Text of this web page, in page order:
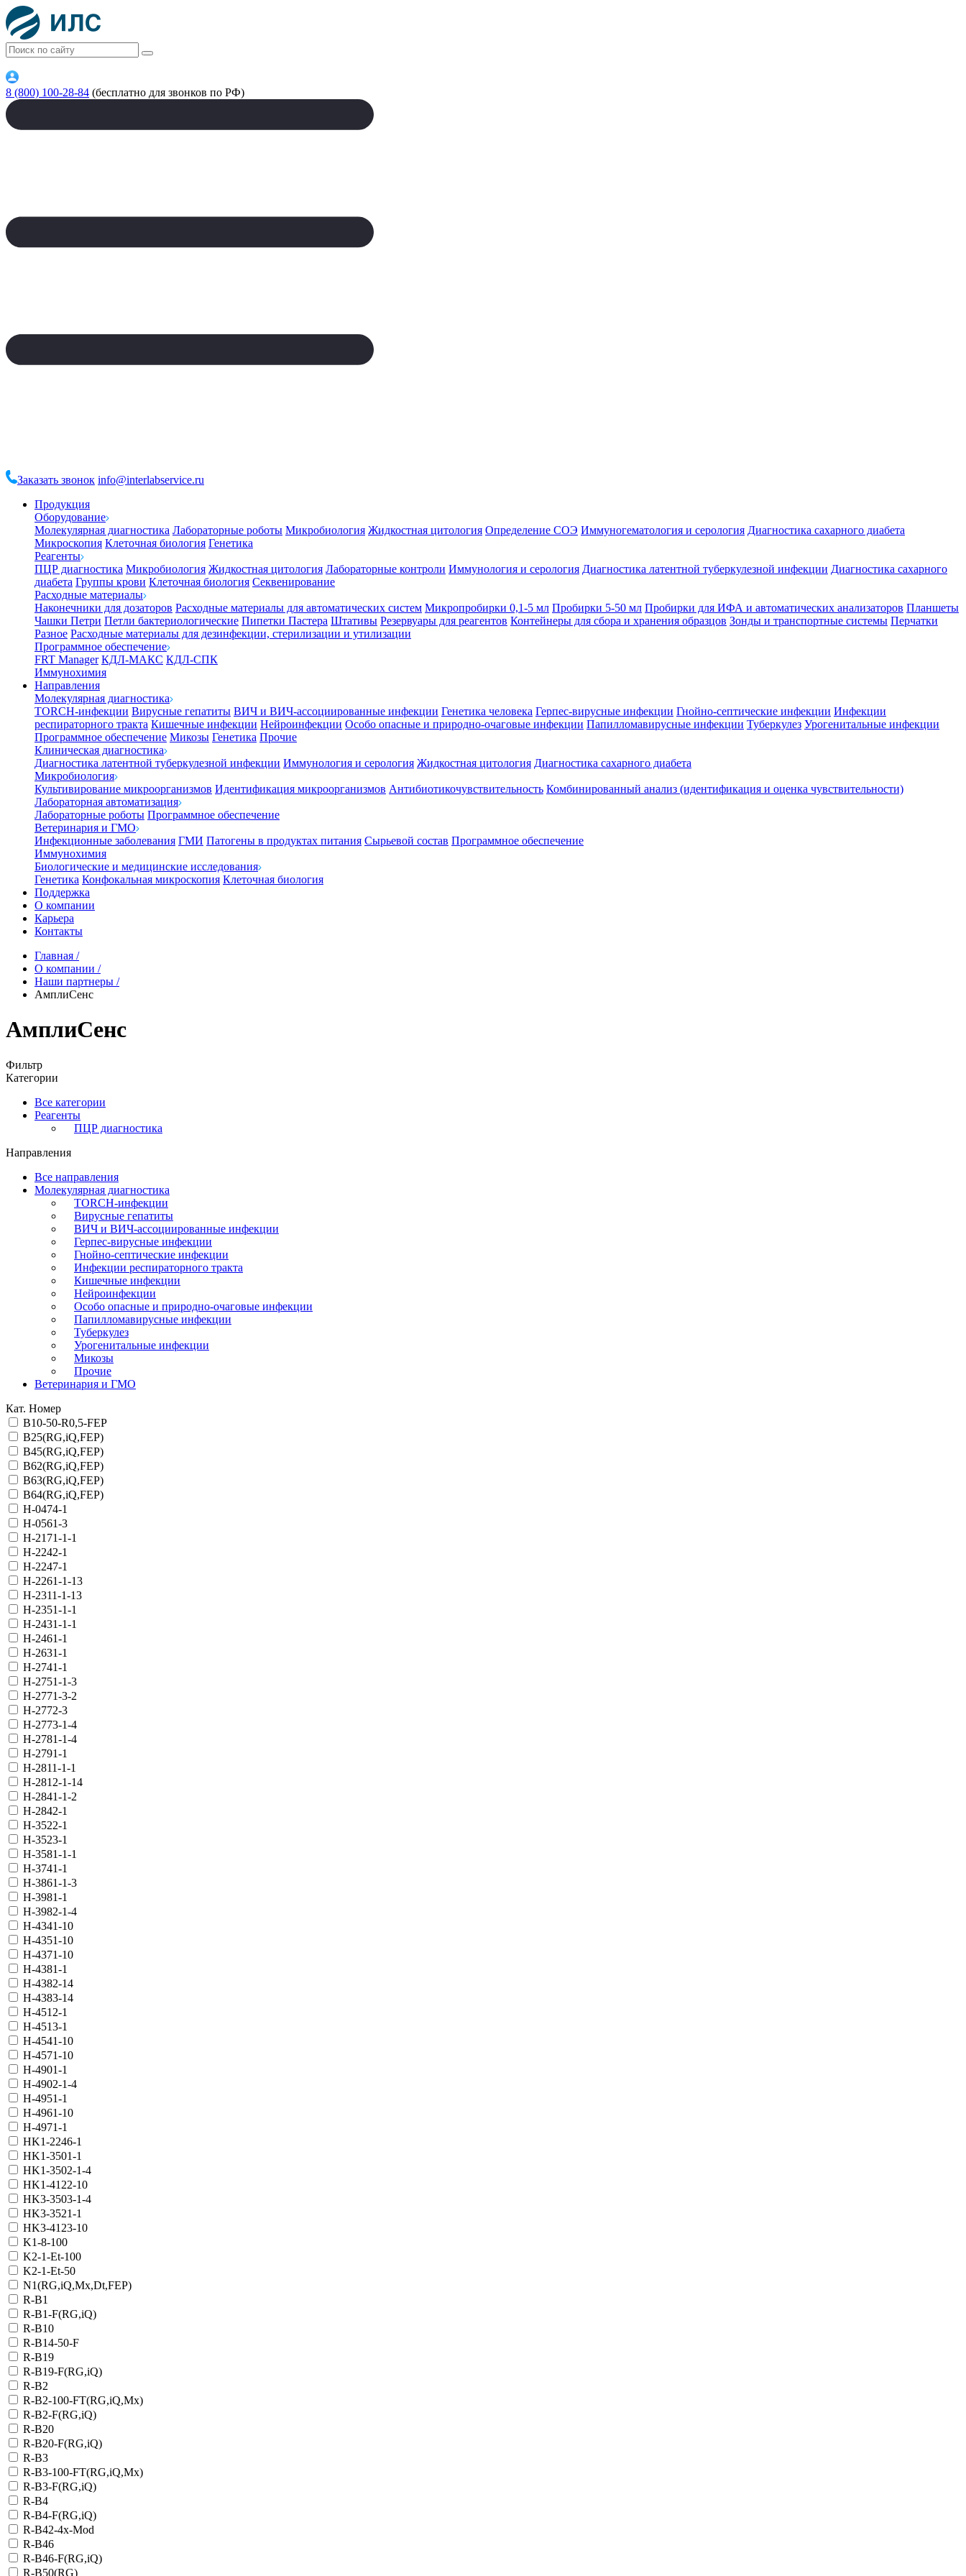
8 (800) 100-28-84 (бесплатно для звонков по РФ)
Заказать звонок info@interlabservice.ru
Продукция
Оборудование
Молекулярная диагностика Лабораторные роботы Микробиология Жидкостная цитология Определение СОЭ Иммуногематология и серология Диагностика сахарного диабета
Микроскопия Клеточная биология Генетика
Реагенты
ПЦР диагностика Микробиология Жидкостная цитология Лабораторные контроли Иммунология и серология Диагностика латентной туберкулезной инфекции Диагностика сахарного
диабета Группы крови Клеточная биология Секвенирование
Расходные материалы
Наконечники для дозаторов Расходные материалы для автоматических систем Микропробирки 0,1-5 мл Пробирки 5-50 мл Пробирки для ИФА и автоматических анализаторов Планшеты
Чашки Петри Петли бактериологические Пипетки Пастера Штативы Резервуары для реагентов Контейнеры для сбора и хранения образцов Зонды и транспортные системы Перчатки
Разное Расходные материалы для дезинфекции, стерилизации и утилизации
Программное обеспечение
FRT Manager КДЛ-МАКС КДЛ-СПК
Иммунохимия
Направления
Молекулярная диагностика
TORCH-инфекции Вирусные гепатиты ВИЧ и ВИЧ-ассоциированные инфекции Генетика человека Герпес-вирусные инфекции Гнойно-септические инфекции Инфекции
респираторного тракта Кишечные инфекции Нейроинфекции Особо опасные и природно-очаговые инфекции Папилломавирусные инфекции Туберкулез Урогенитальные инфекции
Программное обеспечение Микозы Генетика Прочие
Клиническая диагностика
Диагностика латентной туберкулезной инфекции Иммунология и серология Жидкостная цитология Диагностика сахарного диабета
Микробиология
Культивирование микроорганизмов Идентификация микроорганизмов Антибиотикочувствительность Комбинированный анализ (идентификация и оценка чувствительности)
Лабораторная автоматизация
Лабораторные роботы Программное обеспечение
Ветеринария и ГМО
Инфекционные заболевания ГМИ Патогены в продуктах питания Сырьевой состав Программное обеспечение
Иммунохимия
Биологические и медицинские исследования
Генетика Конфокальная микроскопия Клеточная биология
Поддержка
О компании
Карьера
Контакты
Главная /
О компании /
Наши партнеры /
АмплиСенс
АмплиСенс
Фильтр
Категории
Все категории
Реагенты
ПЦР диагностика
Направления
Все направления
Молекулярная диагностика
TORCH-инфекции
Вирусные гепатиты
ВИЧ и ВИЧ-ассоциированные инфекции
Герпес-вирусные инфекции
Гнойно-септические инфекции
Инфекции респираторного тракта
Кишечные инфекции
Нейроинфекции
Особо опасные и природно-очаговые инфекции
Папилломавирусные инфекции
Туберкулез
Урогенитальные инфекции
Микозы
Прочие
Ветеринария и ГМО
Кат. Номер
B10-50-R0,5-FEP
B25(RG,iQ,FEP)
B45(RG,iQ,FEP)
B62(RG,iQ,FEP)
B63(RG,iQ,FEP)
B64(RG,iQ,FEP)
H-0474-1
H-0561-3
H-2171-1-1
H-2242-1
H-2247-1
H-2261-1-13
H-2311-1-13
H-2351-1-1
H-2431-1-1
H-2461-1
H-2631-1
H-2741-1
H-2751-1-3
H-2771-3-2
H-2772-3
H-2773-1-4
H-2781-1-4
H-2791-1
H-2811-1-1
H-2812-1-14
H-2841-1-2
H-2842-1
H-3522-1
H-3523-1
H-3581-1-1
H-3741-1
H-3861-1-3
H-3981-1
H-3982-1-4
H-4341-10
H-4351-10
H-4371-10
H-4381-1
H-4382-14
H-4383-14
H-4512-1
H-4513-1
H-4541-10
H-4571-10
H-4901-1
H-4902-1-4
H-4951-1
H-4961-10
H-4971-1
HK1-2246-1
HK1-3501-1
HK1-3502-1-4
HK1-4122-10
HK3-3503-1-4
HK3-3521-1
HK3-4123-10
K1-8-100
K2-1-Et-100
K2-1-Et-50
N1(RG,iQ,Mx,Dt,FEP)
R-B1
R-B1-F(RG,iQ)
R-B10
R-B14-50-F
R-B19
R-B19-F(RG,iQ)
R-B2
R-B2-100-FT(RG,iQ,Mx)
R-B2-F(RG,iQ)
R-B20
R-B20-F(RG,iQ)
R-B3
R-B3-100-FT(RG,iQ,Mx)
R-B3-F(RG,iQ)
R-B4
R-B4-F(RG,iQ)
R-B42-4x-Mod
R-B46
R-B46-F(RG,iQ)
R-B50(RG)